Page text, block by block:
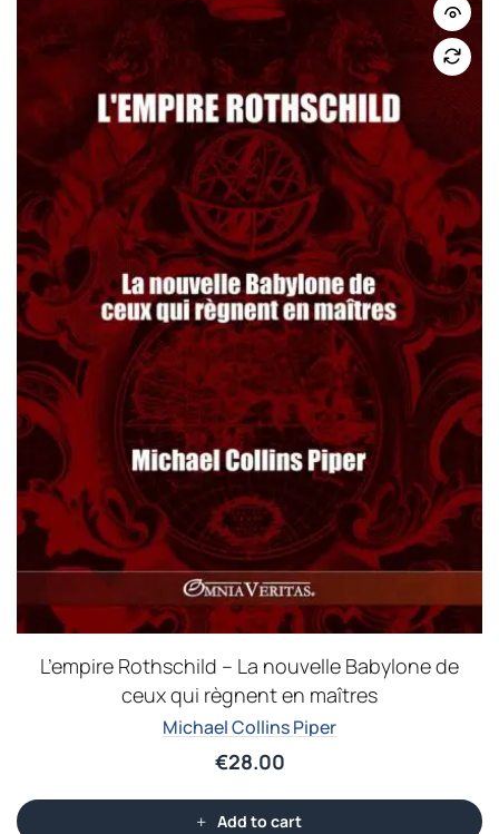
L’empire Rothschild – La nouvelle Babylone de
ceux qui règnent en maîtres
Michael Collins Piper
€28.00
Add to cart